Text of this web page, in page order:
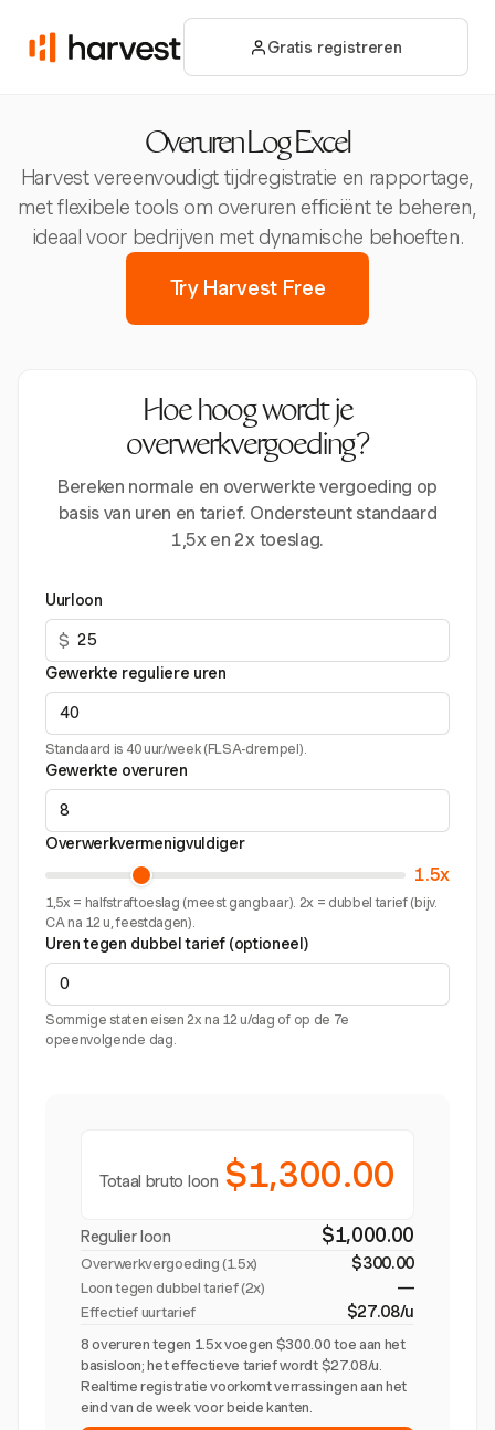
Gratis registreren
Overuren Log Excel
Harvest vereenvoudigt tijdregistratie en rapportage,
met flexibele tools om overuren efficiënt te beheren,
ideaal voor bedrijven met dynamische behoeften.
Try Harvest Free
Hoe hoog wordt je
overwerkvergoeding?
Bereken normale en overwerkte vergoeding op
basis van uren en tarief. Ondersteunt standaard
1,5x en 2x toeslag.
Uurloon
$
Gewerkte reguliere uren
Standaard is 40 uur/week (FLSA-drempel).
Gewerkte overuren
Overwerkvermenigvuldiger
1.5x
1,5x = halfstraftoeslag (meest gangbaar). 2x = dubbel tarief (bijv.
CA na 12 u, feestdagen).
Uren tegen dubbel tarief (optioneel)
Sommige staten eisen 2x na 12 u/dag of op de 7e
opeenvolgende dag.
Totaal bruto loon $1,300.00
Regulier loon $1,000.00
Overwerkvergoeding (1.5x) $300.00
Loon tegen dubbel tarief (2x) —
Effectief uurtarief $27.08/u
8 overuren tegen 1.5x voegen $300.00 toe aan het
basisloon; het effectieve tarief wordt $27.08/u.
Realtime registratie voorkomt verrassingen aan het
eind van de week voor beide kanten.